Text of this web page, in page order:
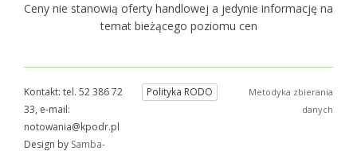
Ceny nie stanowią oferty handlowej a jedynie informację na
temat bieżącego poziomu cen
Kontakt: tel. 52 386 72
33, e-mail:
notowania@kpodr.pl
Design by Samba-
Polityka RODO
Metodyka zbierania
danych